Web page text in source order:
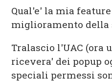
Qual'e' la mia
miglioramento della
Tralascio l'UAC (ora
ricevera' dei popup
speciali permessi